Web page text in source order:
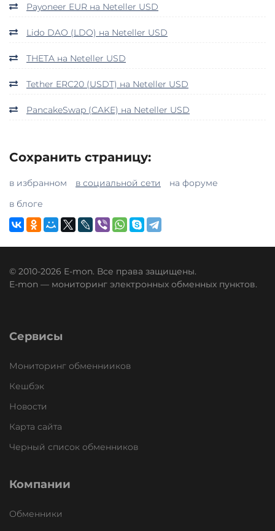
Payoneer EUR на Neteller USD
Lido DAO (LDO) на Neteller USD
THETA на Neteller USD
Tether ERC20 (USDT) на Neteller USD
PancakeSwap (CAKE) на Neteller USD
Сохранить страницу:
в избранном в социальной сети
на форуме
в блоге
© 2010-2026 E-mon. Все права защищены.
E-mon — мониторинг электронных обменных пунктов.
Сервисы
Мониторинг обменнииков
Кешбэк
Новости
Карта сайта
Черный список обменников
Компании
Обменники